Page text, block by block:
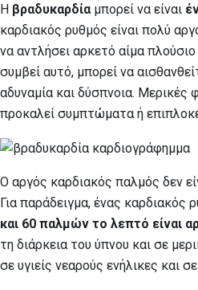
Η βραδυκαρδία μπορεί να είναι
καρδιακός ρυθμός είναι πολύ
να αντλήσει αρκετό αίμα
συμβεί αυτό, μπορεί να
αδυναμία και δύσπνοια. Μερικές
προκαλεί συμπτώματα ή
Ο αργός καρδιακός παλμός δεν
Για παράδειγμα, ένας καρδιακός
και 60 παλμών το λεπτό είναι
τη διάρκεια του ύπνου και σε
σε υγιείς νεαρούς ενήλικες και